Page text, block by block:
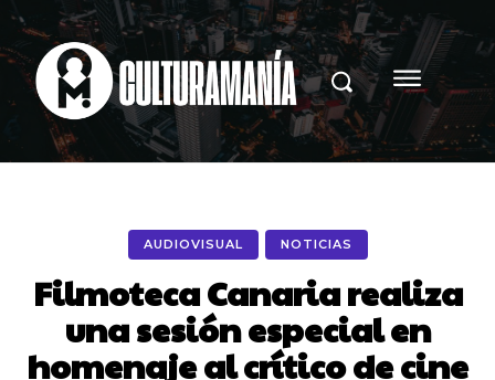
AUDIOVISUAL NOTICIAS
Filmoteca Canaria realiza
una sesión especial en
homenaje al crítico de cine